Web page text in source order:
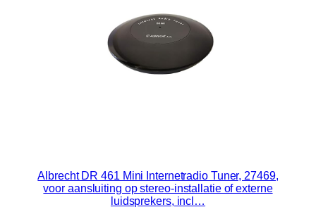
Albrecht DR 461 Mini Internetradio Tuner, 27469,
voor aansluiting op stereo-installatie of externe
luidsprekers, incl…